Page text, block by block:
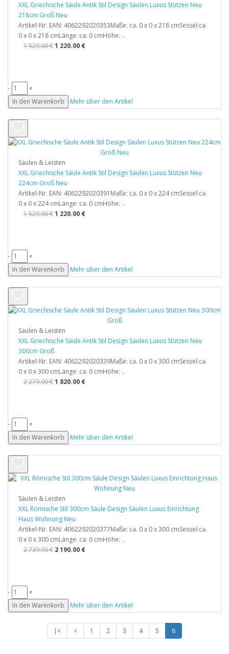
XXL Griechische Säule Antik Stil Design Säulen Luxus Stützen Neu
218cm Groß Neu
Artikel-Nr. EAN: 4062292020353Maße: ca. 0 x 0 x 218 cmSessel:ca.
0 x 0 x 218 cmLänge: ca: 0 cmHöhe: ..
1 529.00 €1 220.00 €
-
+
In den Warenkorb
Mehr über den Artikel
Säulen & Leisten
XXL Griechische Säule Antik Stil Design Säulen Luxus Stützen Neu
224cm Groß Neu
Artikel-Nr. EAN: 4062292020391Maße: ca. 0 x 0 x 224 cmSessel:ca.
0 x 0 x 224 cmLänge: ca: 0 cmHöhe: ..
1 529.00 €1 220.00 €
-
+
In den Warenkorb
Mehr über den Artikel
Säulen & Leisten
XXL Griechische Säule Antik Stil Design Säulen Luxus Stützen Neu
300cm Groß
Artikel-Nr. EAN: 4062292020339Maße: ca. 0 x 0 x 300 cmSessel:ca.
0 x 0 x 300 cmLänge: ca: 0 cmHöhe: ..
2 279.00 €1 820.00 €
-
+
In den Warenkorb
Mehr über den Artikel
Säulen & Leisten
XXL Römische Stil 300cm Säule Design Säulen Luxus Einrichtung
Haus Wohnung Neu
Artikel-Nr. EAN: 4062292020377Maße: ca. 0 x 0 x 300 cmSessel:ca.
0 x 0 x 300 cmLänge: ca: 0 cmHöhe: ..
2 739.00 € 2 190.00 €
-
+
In den Warenkorb
Mehr über den Artikel
|< < 1 2 3 4 5 6